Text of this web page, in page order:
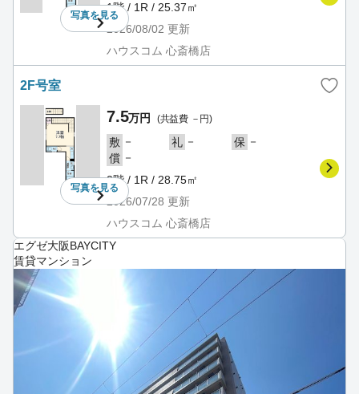
写真を見る
1階 / 1R / 25.37㎡
2026/08/02 更新
ハウスコム 心斎橋店
2F号室
写真を見る
7.5万円 (共益費 －円)
敷 － 礼 － 保 －
償 －
2階 / 1R / 28.75㎡
2026/07/28 更新
ハウスコム 心斎橋店
エグゼ大阪BAYCITY
賃貸マンション